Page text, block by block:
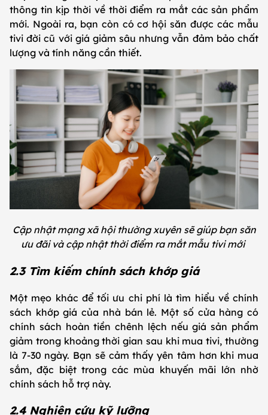
thông tin kịp thời về thời điểm ra mắt các sản phẩm
mới. Ngoài ra, bạn còn có cơ hội săn được các mẫu
tivi đời cũ với giá giảm sâu nhưng vẫn đảm bảo chất
lượng và tính năng cần thiết.
Cập nhật mạng xã hội thường xuyên sẽ giúp bạn săn
ưu đãi và cập nhật thời điểm ra mắt mẫu tivi mới
2.3 Tìm kiếm chính sách khớp giá
Một mẹo khác để tối ưu chi phí là tìm hiểu về chính
sách khớp giá của nhà bán lẻ. Một số cửa hàng có
chính sách hoàn tiền chênh lệch nếu giá sản phẩm
giảm trong khoảng thời gian sau khi mua tivi, thường
là 7-30 ngày. Bạn sẽ cảm thấy yên tâm hơn khi mua
sắm, đặc biệt trong các mùa khuyến mãi lớn nhờ
chính sách hỗ trợ này.
2.4 Nghiên cứu kỹ lưỡng